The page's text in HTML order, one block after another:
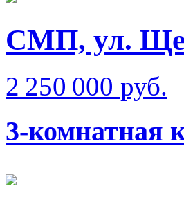
СМП, ул.
2 250 000 руб.
3-комнатная